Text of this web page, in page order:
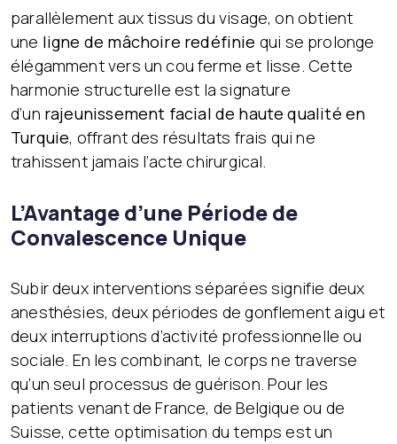
parallèlement aux tissus du visage, on obtient
une ligne de mâchoire redéfinie qui se prolonge
élégamment vers un cou ferme et lisse. Cette
harmonie structurelle est la signature
d’un rajeunissement facial de haute qualité en
Turquie, offrant des résultats frais qui ne
trahissent jamais l’acte chirurgical.
L’Avantage d’une Période de
Convalescence Unique
Subir deux interventions séparées signifie deux
anesthésies, deux périodes de gonflement aigu et
deux interruptions d’activité professionnelle ou
sociale. En les combinant, le corps ne traverse
qu’un seul processus de guérison. Pour les
patients venant de France, de Belgique ou de
Suisse, cette optimisation du temps est un